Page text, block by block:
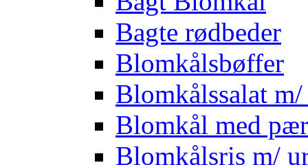
Bagte rødbeder
Blomkålsbøffer
Blomkålssalat
Blomkål med
Blomkålsris m/